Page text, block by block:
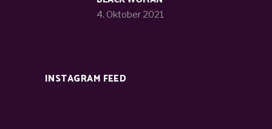
4. Oktober 2021
INSTAGRAM FEED